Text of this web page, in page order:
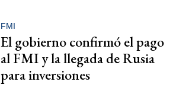
FMI
El gobierno confirmó el pago
al FMI y la llegada de Rusia
para inversiones